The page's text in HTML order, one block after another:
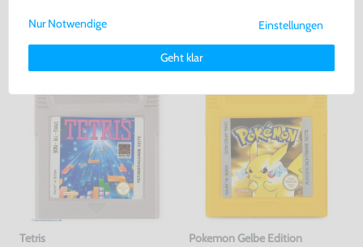
jetzt nur 11,69 €
Tetris
Pokemon Gelbe Edition
Weitere Informationen zu den von uns verwendeten Cookies und
Deinen Rechten als Nutzer findest Du in unsererDaten­schutz­
Impressum.
Einstellungen
Geht klar
Nur Notwendige